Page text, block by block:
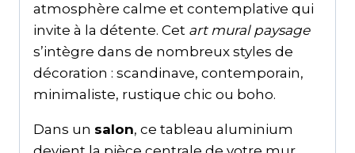
atmosphère calme et contemplative qui
invite à la détente. Cet art mural paysage
s’intègre dans de nombreux styles de
décoration : scandinave, contemporain,
minimaliste, rustique chic ou boho.
Dans un salon, ce tableau aluminium